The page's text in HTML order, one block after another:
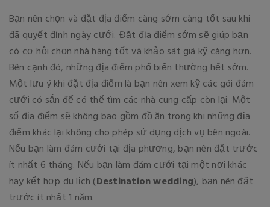
Bạn nên chọn và đặt địa điểm càng sớm càng tốt sau khi
đã quyết định ngày cưới. Đặt địa điểm sớm sẽ giúp bạn
có cơ hội chọn nhà hàng tốt và khảo sát giá kỹ càng hơn.
Bên cạnh đó, những địa điểm phổ biến thường hết sớm.
Một lưu ý khi đặt địa điểm là bạn nên xem kỹ các gói đám
cưới có sẵn để có thể tìm các nhà cung cấp còn lại. Một
số địa điểm sẽ không bao gồm đồ ăn trong khi những địa
điểm khác lại không cho phép sử dụng dịch vụ bên ngoài.
Nếu bạn làm đám cưới tại địa phương, bạn nên đặt trước
ít nhất 6 tháng. Nếu bạn làm đám cưới tại một nơi khác
hay kết hợp du lịch (Destination wedding), bạn nên đặt
trước ít nhất 1 năm.